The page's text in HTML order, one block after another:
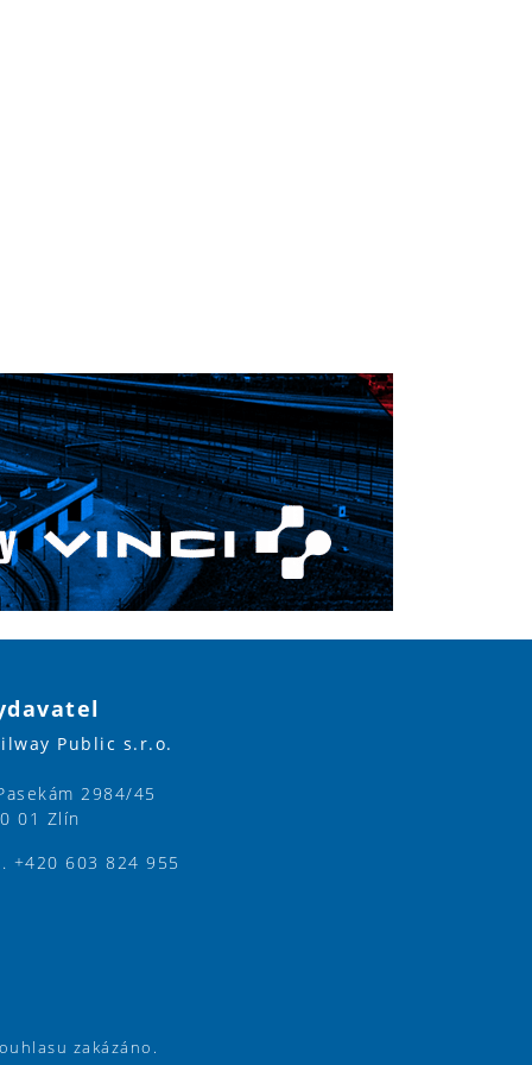
Public s.r.o.
2984/45
01 Zlín
+420 603 824 955
zakázáno.